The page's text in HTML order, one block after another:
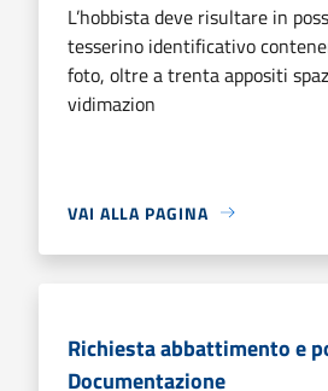
L’hobbista deve risultare in
tesserino identificativo
foto, oltre a trenta appositi
vidimazion
VAI ALLA PAGINA
Richiesta abbattimento e
Documentazione